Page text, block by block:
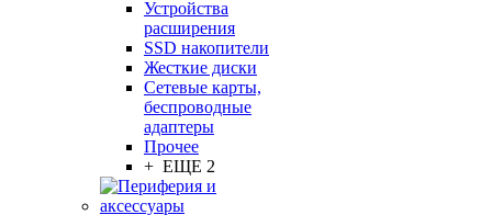
Устройства
расширения
SSD накопители
Жесткие диски
Сетевые карты,
беспроводные
адаптеры
Прочее
+ ЕЩЕ 2